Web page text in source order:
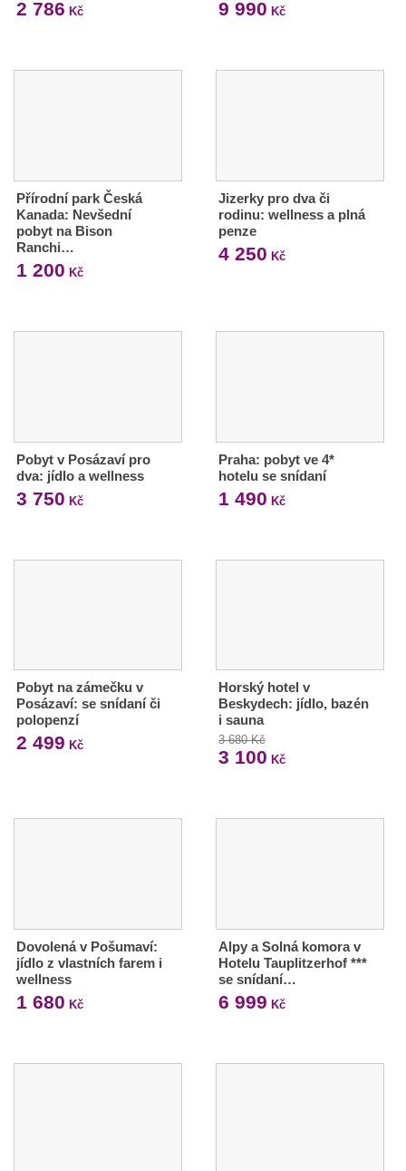
2 786 Kč 9 990 Kč
Přírodní park Česká
Kanada: Nevšední
pobyt na Bison
Ranchi…
1 200 Kč
Jizerky pro dva či
rodinu: wellness a plná
penze
4 250 Kč
Pobyt v Posázaví pro
dva: jídlo a wellness
3 750 Kč
Praha: pobyt ve 4*
hotelu se snídaní
1 490 Kč
Pobyt na zámečku v
Posázaví: se snídaní či
polopenzí
2 499 Kč
Horský hotel v
Beskydech: jídlo, bazén
i sauna
3 680 Kč
3 100 Kč
Dovolená v Pošumaví:
jídlo z vlastních farem i
wellness
1 680 Kč
Alpy a Solná komora v
Hotelu Tauplitzerhof ***
se snídaní…
6 999 Kč